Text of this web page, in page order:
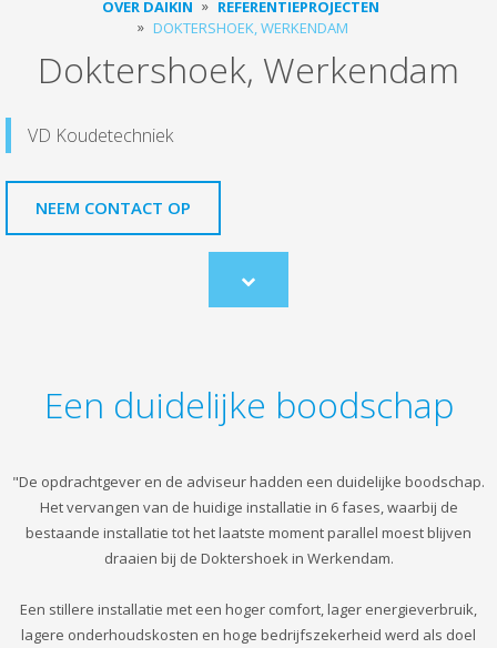
OVER DAIKIN
REFERENTIEPROJECTEN
DOKTERSHOEK, WERKENDAM
Doktershoek, Werkendam
VD Koudetechniek
NEEM CONTACT OP
Scroll
to
Een duidelijke boodschap
"De opdrachtgever en de adviseur hadden een duidelijke boodschap.
Het vervangen van de huidige installatie in 6 fases, waarbij de
bestaande installatie tot het laatste moment parallel moest blijven
draaien bij de Doktershoek in Werkendam.
Een stillere installatie met een hoger comfort, lager energieverbruik,
lagere onderhoudskosten en hoge bedrijfszekerheid werd als doel